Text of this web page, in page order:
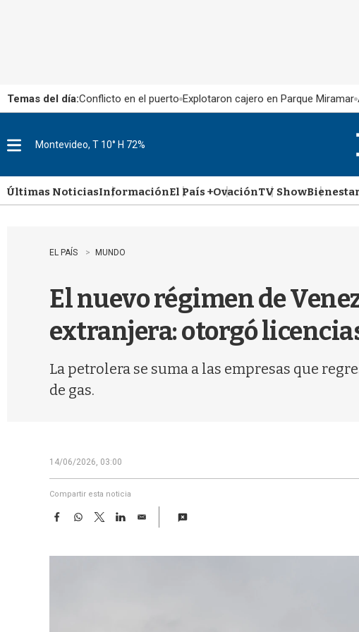
Temas del día:Conflicto en el puerto Explotaron cajero en Parque Miramar
u
Montevideo, T 10° H 72%
Últimas NoticiasInformaciónEl País +OvaciónTV Show
EL PAÍS MUNDO
El nuevo régimen de
extranjera: otorgó
La petrolera se suma a las empresas que
de gas.
14/06/2026, 03:00
Compartir esta noticia
F
e
W
t
T
w
t
L
k
E
i